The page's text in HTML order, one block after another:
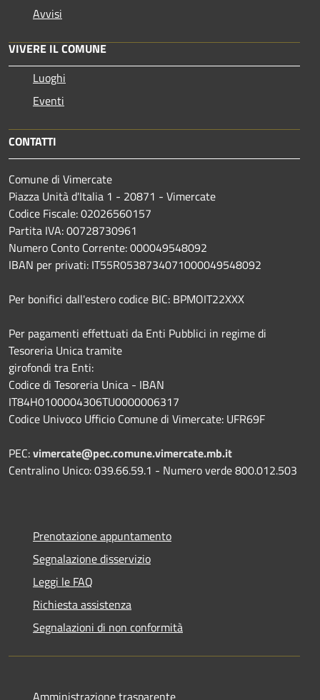
Avvisi
VIVERE IL COMUNE
Luoghi
Eventi
CONTATTI
Comune di Vimercate
Piazza Unità d'Italia 1 - 20871 - Vimercate
Codice Fiscale: 02026560157
Partita IVA: 00728730961
Numero Conto Corrente: 000049548092
IBAN per privati: IT55R0538734071000049548092
Per bonifici dall'estero codice BIC: BPMOIT22XXX
Per pagamenti effettuati da Enti Pubblici in regime di
Tesoreria Unica tramite
girofondi tra Enti:
Codice di Tesoreria Unica - IBAN
IT84H0100004306TU0000006317
Codice Univoco Ufficio Comune di Vimercate: UFR69F
PEC:vimercate@pec.comune.vimercate.mb.it
Centralino Unico: 039.66.59.1 - Numero verde 800.012.503
Prenotazione appuntamento
Segnalazione disservizio
Leggi le FAQ
Richiesta assistenza
Segnalazioni di non conformità
Amministrazione trasparente